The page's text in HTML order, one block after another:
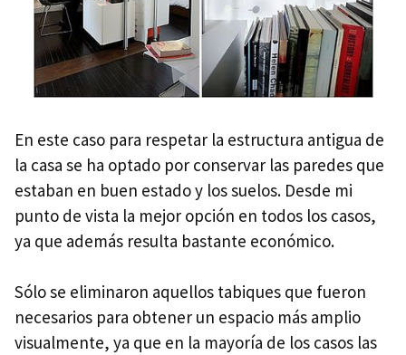
En este caso para respetar la estructura antigua de
la casa se ha optado por conservar las paredes que
estaban en buen estado y los suelos. Desde mi
punto de vista la mejor opción en todos los casos,
ya que además resulta bastante económico.
Sólo se eliminaron aquellos tabiques que fueron
necesarios para obtener un espacio más amplio
visualmente, ya que en la mayoría de los casos las